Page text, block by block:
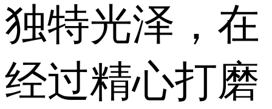
独特光泽，在
经过精心打磨